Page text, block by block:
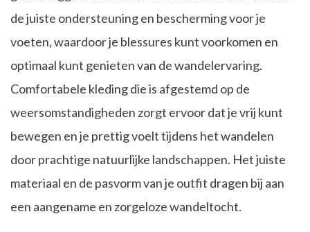
de juiste ondersteuning en bescherming voor je
voeten, waardoor je blessures kunt voorkomen en
optimaal kunt genieten van de wandelervaring.
Comfortabele kleding die is afgestemd op de
weersomstandigheden zorgt ervoor dat je vrij kunt
bewegen en je prettig voelt tijdens het wandelen
door prachtige natuurlijke landschappen. Het juiste
materiaal en de pasvorm van je outfit dragen bij aan
een aangename en zorgeloze wandeltocht.